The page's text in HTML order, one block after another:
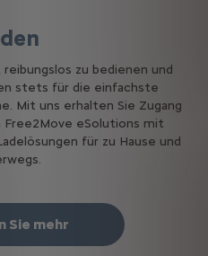
reibungslos zu bedienen und
stets für die einfachste
Mit uns erhalten Sie Zugang
eSolutions mit
für zu Hause und
Sie mehr